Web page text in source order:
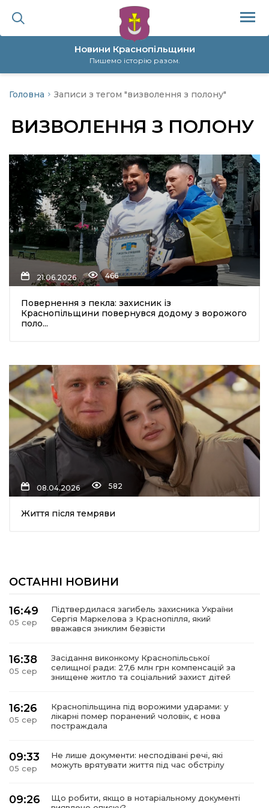
Новини Краснопільщини
Пишемо історію разом.
політика
Головна Записи з тегом "визволення з полону"
ВИЗВОЛЕННЯ З ПОЛОНУ
21.06.2026 466
Повернення з пекла: захисник із
Краснопільщини повернувся додому з ворожого
поло...
08.04.2026 582
Життя після темряви
ОСТАННІ НОВИНИ
16:49
05 сер
Підтвердилася загибель захисника України
Сергія Маркелова з Краснопілля, який
вважався зниклим безвісти
16:38
05 сер
Засідання виконкому Краснопільської
селищної ради: 27,6 млн грн компенсацій за
знищене житло та соціальний захист дітей
16:26
05 сер
Краснопільщина під ворожими ударами: у
лікарні помер поранений чоловік, є нова
постраждала
09:33
05 сер
Не лише документи: несподівані речі, які
можуть врятувати життя під час обстрілу
09:26
Що робити, якщо в нотаріальному документі